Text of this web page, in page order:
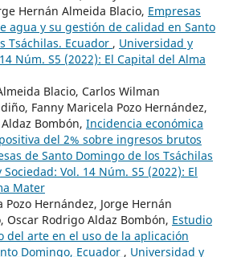
Hernán Almeida Blacio, Empresas
agua y su gestión de calidad en Santo
Tsáchilas. Ecuador , Universidad y
Núm. S5 (2022): El Capital del Alma
Blacio, Carlos Wilman
Fanny Maricela Pozo Hernández,
Bombón, Incidencia económica
del 2% sobre ingresos brutos
de Santo Domingo de los Tsáchilas
Vol. 14 Núm. S5 (2022): El
Mater
Pozo Hernández, Jorge Hernán
Oscar Rodrigo Aldaz Bombón, Estudio
del arte en el uso de la aplicación
Domingo, Ecuador , Universidad y